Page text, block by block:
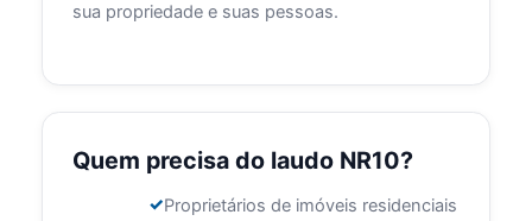
sua propriedade e suas pessoas.
Quem precisa do laudo NR10?
Proprietários de imóveis residenciais